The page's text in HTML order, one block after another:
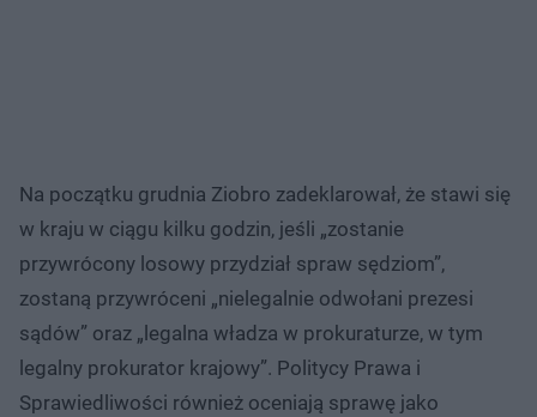
Na początku grudnia Ziobro zadeklarował, że stawi się
w kraju w ciągu kilku godzin, jeśli „zostanie
przywrócony losowy przydział spraw sędziom”,
zostaną przywróceni „nielegalnie odwołani prezesi
sądów” oraz „legalna władza w prokuraturze, w tym
legalny prokurator krajowy”. Politycy Prawa i
Sprawiedliwości również oceniają sprawę jako